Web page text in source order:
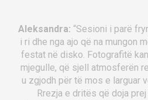
Aleksandra: “Sesioni i parë
i ri dhe nga ajo që na mungon
festat në disko. Fotografitë
mjegulle, që sjell atmosferën
u zgjodh për të mos e larguar
Rrezja e dritës që doja